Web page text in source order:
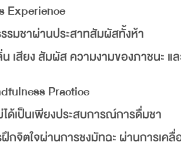
Experience
มชาผ่านประสาทสัมผัสทั้งห้า
เสียง สัมผัส ความงามของภาชนะ แ
Practice
ได้เป็นเพียงประสบการณ์การดื่มชา
กจิตใจผ่านการชงมัทฉะ ผ่านการเ